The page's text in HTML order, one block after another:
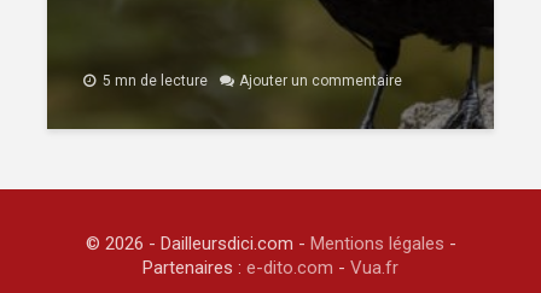
5 mn de lecture Ajouter un commentaire
© 2026 - Dailleursdici.com - Mentions légales -
Partenaires : e-dito.com - Vua.fr